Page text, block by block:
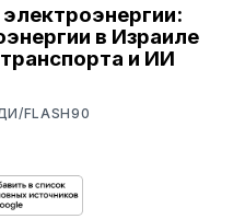
в Израиле
и ИИ
FLASH90